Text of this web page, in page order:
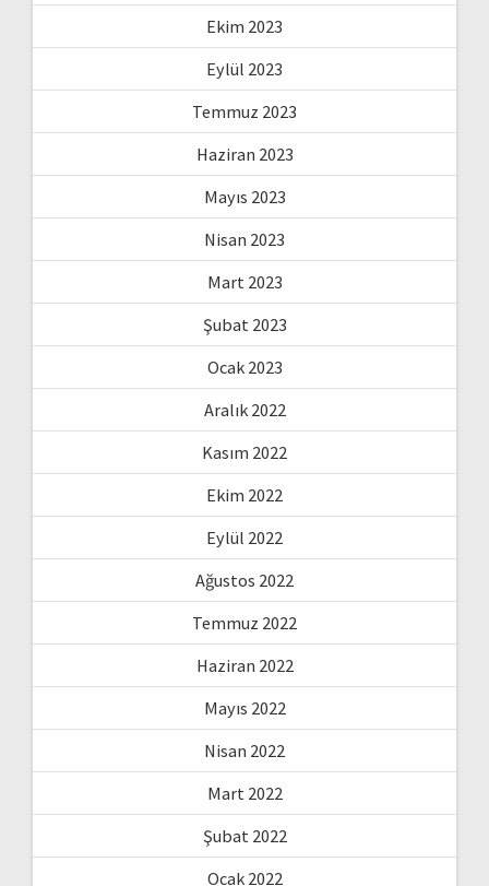
Ekim 2023
Eylül 2023
Temmuz 2023
Haziran 2023
Mayıs 2023
Nisan 2023
Mart 2023
Şubat 2023
Ocak 2023
Aralık 2022
Kasım 2022
Ekim 2022
Eylül 2022
Ağustos 2022
Temmuz 2022
Haziran 2022
Mayıs 2022
Nisan 2022
Mart 2022
Şubat 2022
Ocak 2022